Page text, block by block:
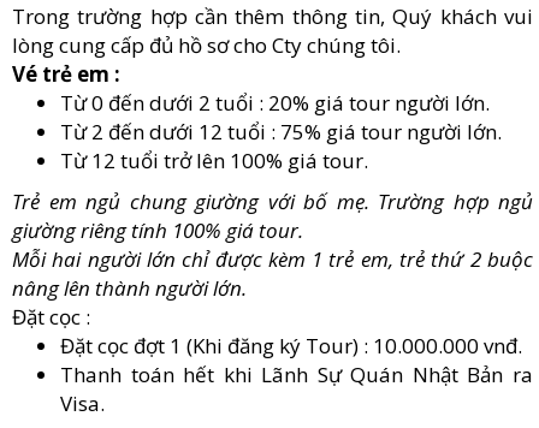
Trong trường hợp cần thêm thông tin, Quý khách vui
lòng cung cấp đủ hồ sơ cho Cty chúng tôi.
Vé trẻ em :
Từ 0 đến dưới 2 tuổi : 20% giá tour người lớn.
Từ 2 đến dưới 12 tuổi : 75% giá tour người lớn.
Từ 12 tuổi trở lên 100% giá tour.
Trẻ em ngủ chung giường với bố mẹ. Trường hợp ngủ
giường riêng tính 100% giá tour.
Mỗi hai người lớn chỉ được kèm 1 trẻ em, trẻ thứ 2 buộc
nâng lên thành người lớn.
Đặt cọc :
Đặt cọc đợt 1 (Khi đăng ký Tour) : 10.000.000 vnđ.
Thanh toán hết khi Lãnh Sự Quán Nhật Bản ra
Visa.